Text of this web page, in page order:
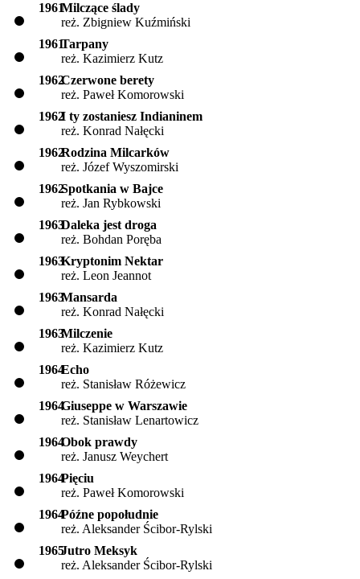
1961Milczące ślady
reż. Zbigniew Kuźmiński
1961Tarpany
reż. Kazimierz Kutz
1962Czerwone berety
reż. Paweł Komorowski
1962I ty zostaniesz Indianinem
reż. Konrad Nałęcki
1962Rodzina Milcarków
reż. Józef Wyszomirski
1962Spotkania w Bajce
reż. Jan Rybkowski
1963Daleka jest droga
reż. Bohdan Poręba
1963Kryptonim Nektar
reż. Leon Jeannot
1963Mansarda
reż. Konrad Nałęcki
1963Milczenie
reż. Kazimierz Kutz
1964Echo
reż. Stanisław Różewicz
1964Giuseppe w Warszawie
reż. Stanisław Lenartowicz
1964Obok prawdy
reż. Janusz Weychert
1964Pięciu
reż. Paweł Komorowski
1964Późne popołudnie
reż. Aleksander Ścibor-Rylski
1965Jutro Meksyk
reż. Aleksander Ścibor-Rylski